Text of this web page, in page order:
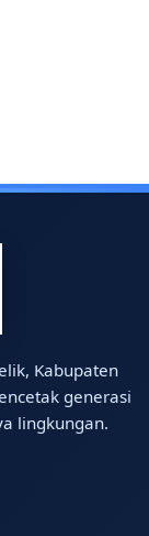
Kabupaten
generasi
lingkungan.